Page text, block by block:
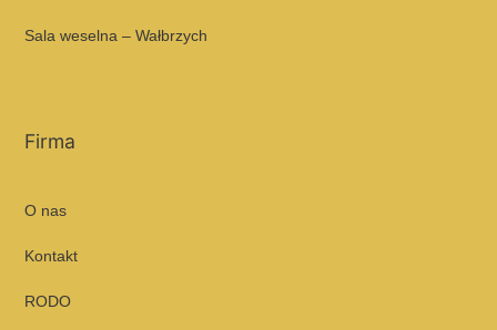
Sala weselna – Wałbrzych
Firma
O nas
Kontakt
RODO